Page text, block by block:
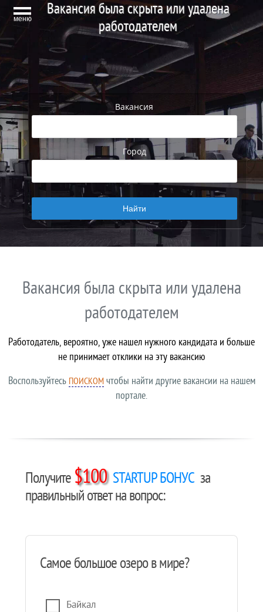
меню
Вакансия была скрыта или удалена
работодателем
Вакансия
Город
Вакансия была скрыта или удалена
работодателем
Работодатель, вероятно, уже нашел нужного кандидата и больше
не принимает отклики на эту вакансию
Воспользуйтесь ПОИСКОМчтобы найти другие вакансии на нашем
портале.
Получите $100 STARTUP БОНУС за
правильный ответ на вопрос:
Самое большое озеро в мире?
Байкал